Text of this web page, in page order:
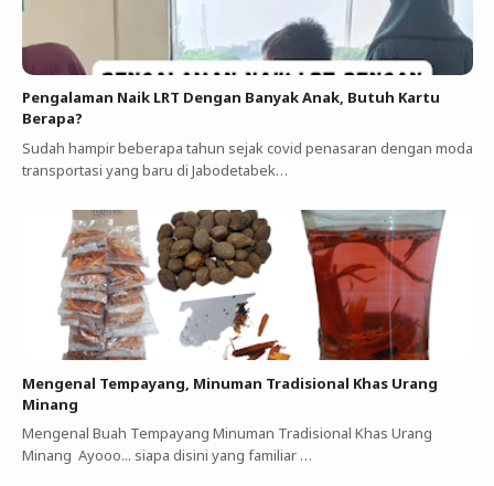
Pengalaman Naik LRT Dengan Banyak Anak, Butuh Kartu
Berapa?
Sudah hampir beberapa tahun sejak covid penasaran dengan moda
transportasi yang baru di Jabodetabek…
Mengenal Tempayang, Minuman Tradisional Khas Urang
Minang
Mengenal Buah Tempayang Minuman Tradisional Khas Urang
Minang Ayooo... siapa disini yang familiar …